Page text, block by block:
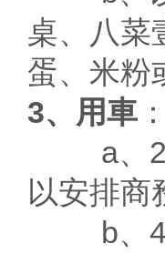
桌、八菜
蛋、米粉
3、用車
a、2-3
以安排商
b、4-9